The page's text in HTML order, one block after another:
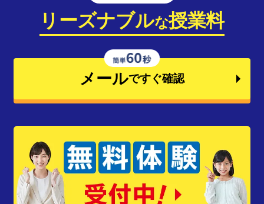
リーズナブルな授業料
メールですぐ確認